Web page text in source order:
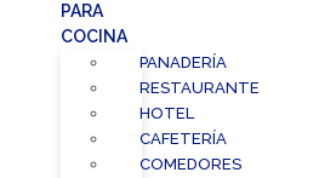
PARA
COCINA
PANADERÍA
RESTAURANTE
HOTEL
CAFETERÍA
COMEDORES